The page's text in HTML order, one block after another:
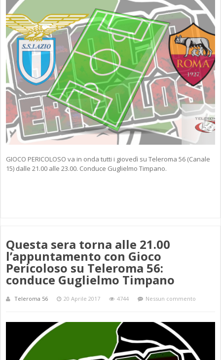
GIOCO PERICOLOSO va in onda tutti i giovedì su Teleroma 56 (Canale
15) dalle 21.00 alle 23.00. Conduce Guglielmo Timpano.
Questa sera torna alle 21.00
l’appuntamento con Gioco
Pericoloso su Teleroma 56:
conduce Guglielmo Timpano
Teleroma 56 20 Aprile 2017 4744 Nessun commento